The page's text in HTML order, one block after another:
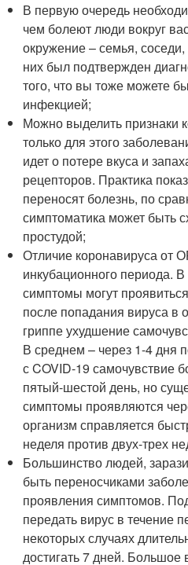
В первую очередь
чем болеют люди вокруг
окружение – семья, соседи,
них был подтвержден
того, что вы тоже можете
инфекцией;
Можно выделить признаки
только для этого
идет о потере вкуса и
рецепторов. Практика
переносят болезнь, по
симптоматика может быть
простудой;
Отличие коронавируса от
инкубационного периода.
симптомы могут
после попадания вируса в
гриппе ухудшение
В среднем – через 1-4 дня
с COVID-19 самочувствие
пятый-шестой день, но
симптомы проявляются
организм справляется
неделя против двух-трех
Большинство людей,
быть переносчиками
проявления симптомов.
передать вирус в течение
некоторых случаях
достигать 7 дней. Большое